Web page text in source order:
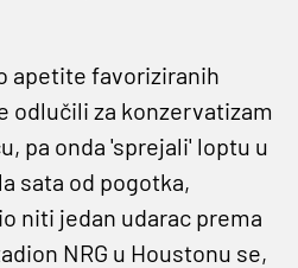
apetite favoriziranih
odlučili za konzervatizam
pa onda 'sprejali' loptu u
sata od pogotka,
niti jedan udarac prema
NRG u Houstonu se,